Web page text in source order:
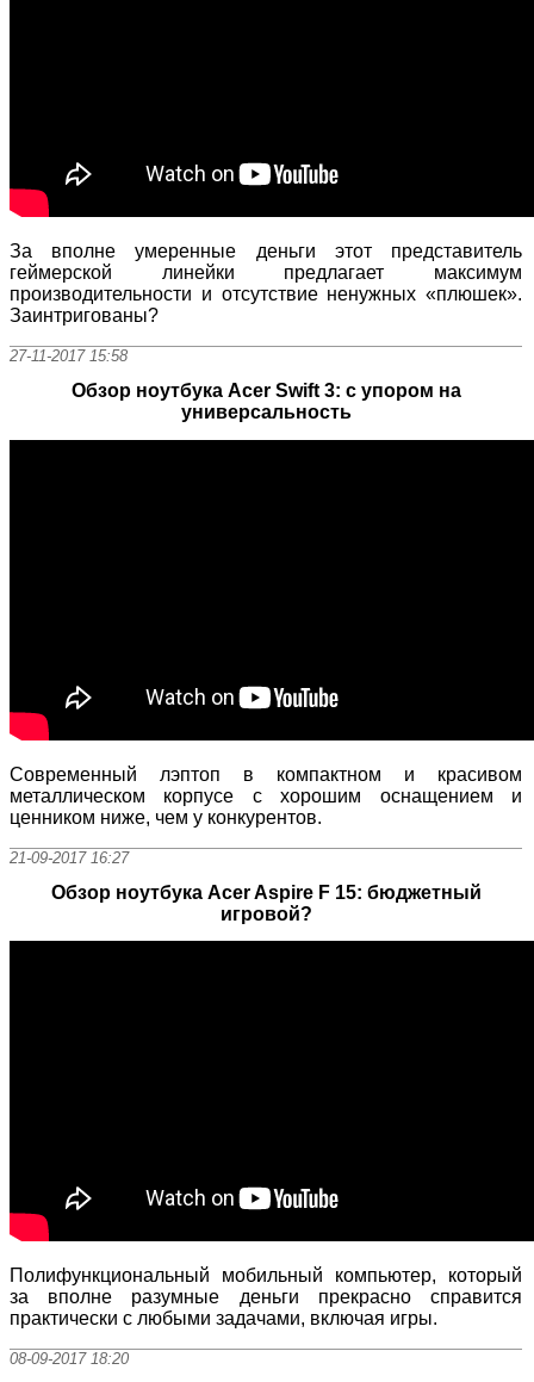
За вполне умеренные деньги этот представитель
геймерской линейки предлагает максимум
производительности и отсутствие ненужных «плюшек».
Заинтригованы?
27-11-2017 15:58
Обзор ноутбука Acer Swift 3: с упором на
универсальность
Современный лэптоп в компактном и красивом
металлическом корпусе с хорошим оснащением и
ценником ниже, чем у конкурентов.
21-09-2017 16:27
Обзор ноутбука Acer Aspire F 15: бюджетный
игровой?
Полифункциональный мобильный компьютер, который
за вполне разумные деньги прекрасно справится
практически с любыми задачами, включая игры.
08-09-2017 18:20